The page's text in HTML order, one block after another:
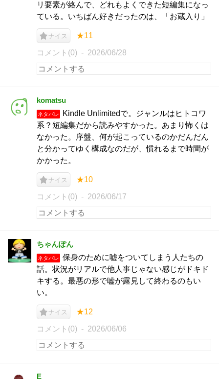
リ要素が絡んで、どれもよくできた短編集になっ
ている。いちばん好きだったのは、「お蔵入り」
ナイス ★11
コメント(0) 2026/06/28
komatsu
ネタバレ
Kindle Unlimitedで。ジャンルはヒトコワ
系？短編集だから読みやすかった。あまり怖くは
なかった。序盤、何が起こっているのかだんだん
と分かってゆく構成なのだが、慣れるまで時間が
かかった。
ナイス ★10
コメント(0) 2026/06/17
ちゃんぽん
ネタバレ
保身のために嘘をついてしまう人たちの
話。状況がリアルで他人事じゃない感じがドキド
キする。最悪の形で嘘が露見して終わるのもい
い。
ナイス ★12
コメント(0) 2026/06/06
E